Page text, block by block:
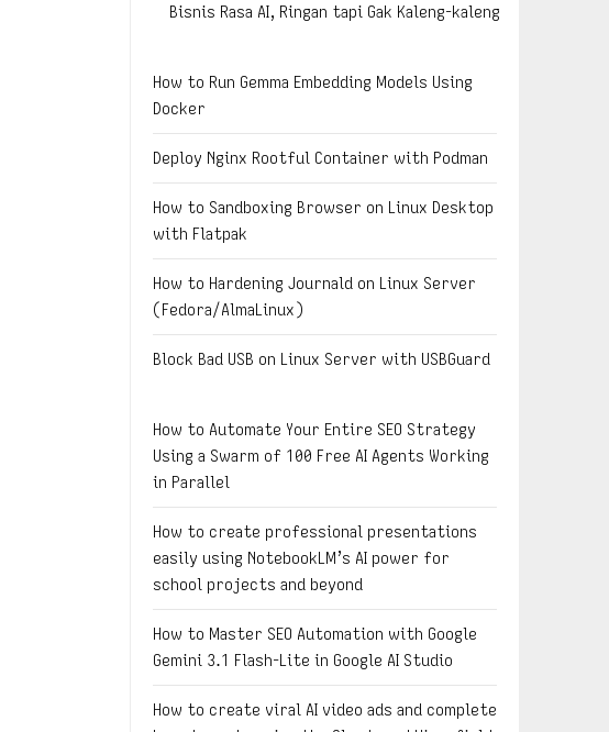
Bisnis Rasa AI, Ringan tapi Gak Kaleng-kaleng
How to Run Gemma Embedding Models Using
Docker
Deploy Nginx Rootful Container with Podman
How to Sandboxing Browser on Linux Desktop
with Flatpak
How to Hardening Journald on Linux Server
(Fedora/AlmaLinux)
Block Bad USB on Linux Server with USBGuard
How to Automate Your Entire SEO Strategy
Using a Swarm of 100 Free AI Agents Working
in Parallel
How to create professional presentations
easily using NotebookLM’s AI power for
school projects and beyond
How to Master SEO Automation with Google
Gemini 3.1 Flash-Lite in Google AI Studio
How to create viral AI video ads and complete